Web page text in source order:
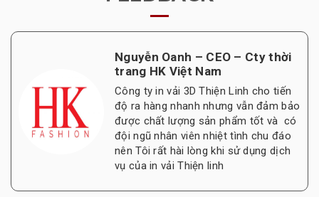
Nguyễn Oanh – CEO – Cty thời
trang HK Việt Nam
Công ty in vải 3D Thiện Linh cho tiến
độ ra hàng nhanh nhưng vẫn đảm bảo
được chất lượng sản phẩm tốt và có
đội ngũ nhân viên nhiệt tình chu đáo
nên Tôi rất hài lòng khi sử dụng dịch
vụ của in vải Thiện linh